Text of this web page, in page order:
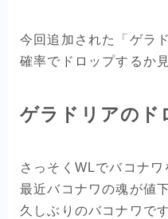
今回追加された「ゲラ
確率でドロップするか
ゲラドリアのド
さっそくWLでバコナワ
最近バコナワの魂が値
久しぶりのバコナワです